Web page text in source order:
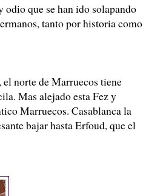
que se han ido solapando
tanto por historia como
el norte de Marruecos tiene
Mas alejado esta Fez y
Marruecos. Casablanca la
bajar hasta Erfoud, que el